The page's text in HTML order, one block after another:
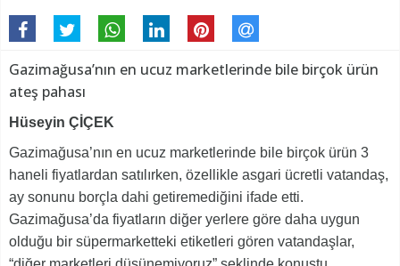
Gazimağusa’nın en ucuz marketlerinde bile birçok ürün
ateş pahası
Hüseyin ÇİÇEK
Gazimağusa’nın en ucuz marketlerinde bile birçok ürün 3
haneli fiyatlardan satılırken, özellikle asgari ücretli vatandaş,
ay sonunu borçla dahi getiremediğini ifade etti.
Gazimağusa’da fiyatların diğer yerlere göre daha uygun
olduğu bir süpermarketteki etiketleri gören vatandaşlar,